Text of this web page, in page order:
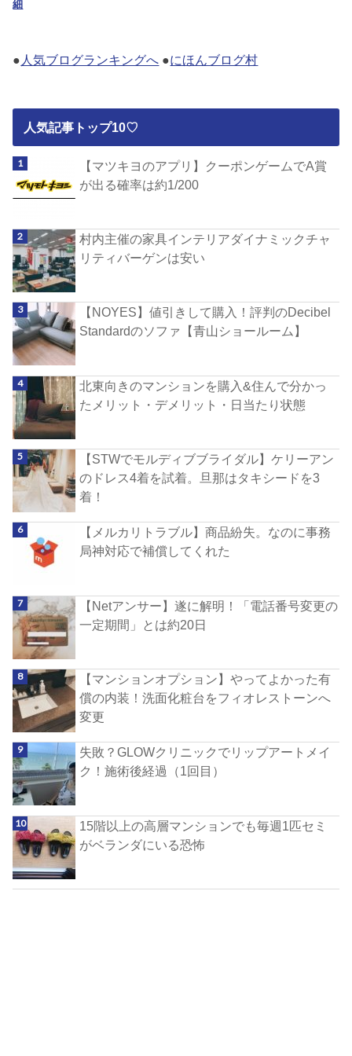
細
● 人気ブログランキングへ ●にほんブログ村
人気記事トップ10♡
【マツキヨのアプリ】クーポンゲームでA賞
が出る確率は約1/200
村内主催の家具インテリアダイナミックチャ
リティバーゲンは安い
【NOYES】値引きして購入！評判のDecibel
Standardのソファ【青山ショールーム】
北東向きのマンションを購入&住んで分かっ
たメリット・デメリット・日当たり状態
【STWでモルディブブライダル】ケリーアン
のドレス4着を試着。旦那はタキシードを3
着！
【メルカリトラブル】商品紛失。なのに事務
局神対応で補償してくれた
【Netアンサー】遂に解明！「電話番号変更の
一定期間」とは約20日
【マンションオプション】やってよかった有
償の内装！洗面化粧台をフィオレストーンへ
変更
失敗？GLOWクリニックでリップアートメイ
ク！施術後経過（1回目）
15階以上の高層マンションでも毎週1匹セミ
がベランダにいる恐怖